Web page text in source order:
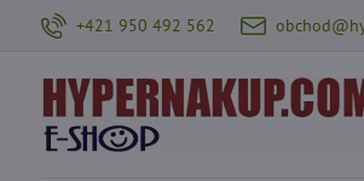
+421 950 492 562